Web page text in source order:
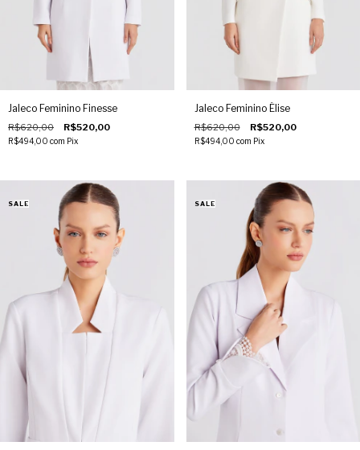
Jaleco Feminino Finesse
R$620,00 R$520,00
R$494,00 com Pix
Jaleco Feminino Élise
R$620,00 R$520,00
R$494,00 com Pix